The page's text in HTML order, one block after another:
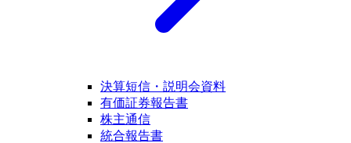
決算短信・説明会資料
有価証券報告書
株主通信
統合報告書